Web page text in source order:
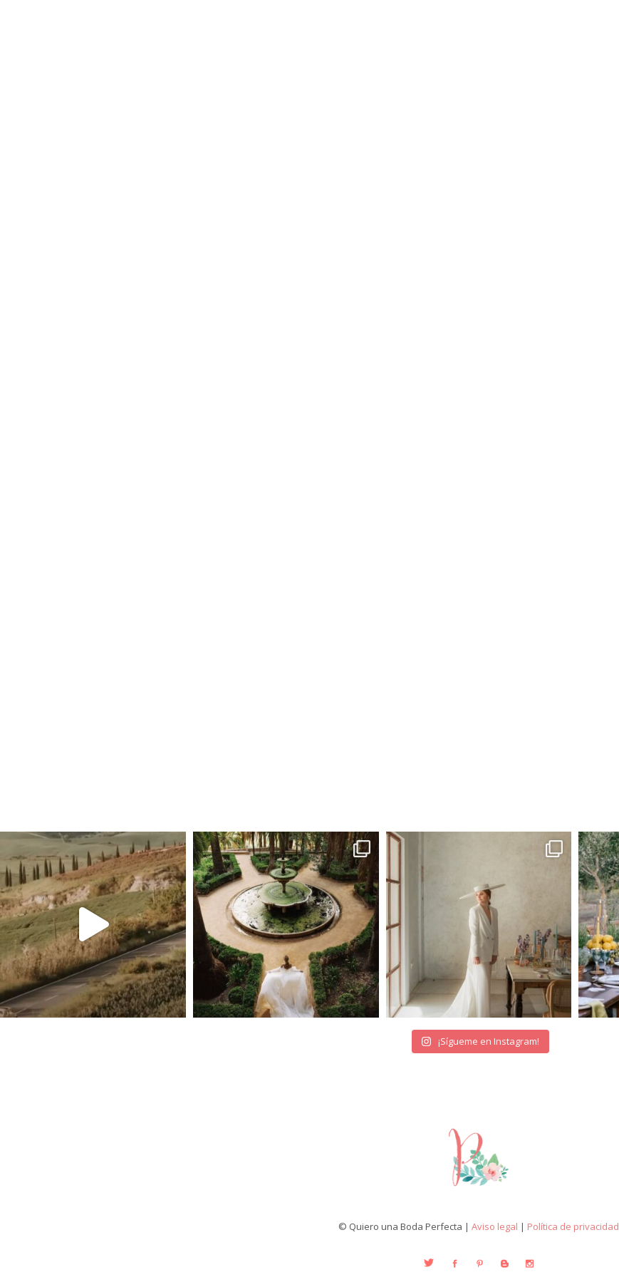
¡Sígueme en Instagram!
© Quiero una Boda Perfecta | Aviso legal | Política de privacidad